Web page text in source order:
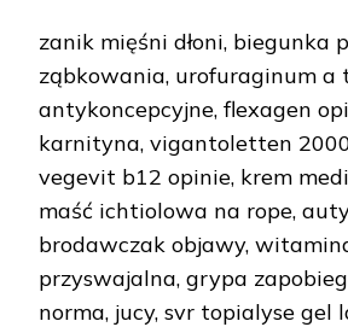
zanik mięśni dłoni, biegunka
ząbkowania, urofuraginum a
antykoncepcyjne, flexagen
karnityna, vigantoletten
vegevit b12 opinie, krem
maść ichtiolowa na rope,
brodawczak objawy,
przyswajalna, grypa
norma, jucy, svr topialyse gel